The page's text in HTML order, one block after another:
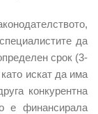
да
срок (3-
искат да има
конкурентна
е финансирала